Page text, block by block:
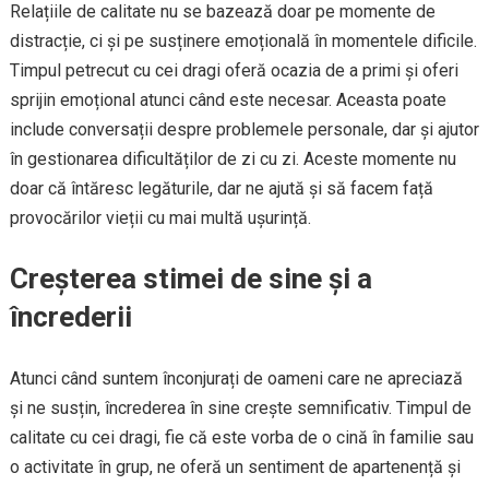
Relațiile de calitate nu se bazează doar pe momente de
distracție, ci și pe susținere emoțională în momentele dificile.
Timpul petrecut cu cei dragi oferă ocazia de a primi și oferi
sprijin emoțional atunci când este necesar. Aceasta poate
include conversații despre problemele personale, dar și ajutor
în gestionarea dificultăților de zi cu zi. Aceste momente nu
doar că întăresc legăturile, dar ne ajută și să facem față
provocărilor vieții cu mai multă ușurință.
Creșterea stimei de sine și a
încrederii
Atunci când suntem înconjurați de oameni care ne apreciază
și ne susțin, încrederea în sine crește semnificativ. Timpul de
calitate cu cei dragi, fie că este vorba de o cină în familie sau
o activitate în grup, ne oferă un sentiment de apartenență și